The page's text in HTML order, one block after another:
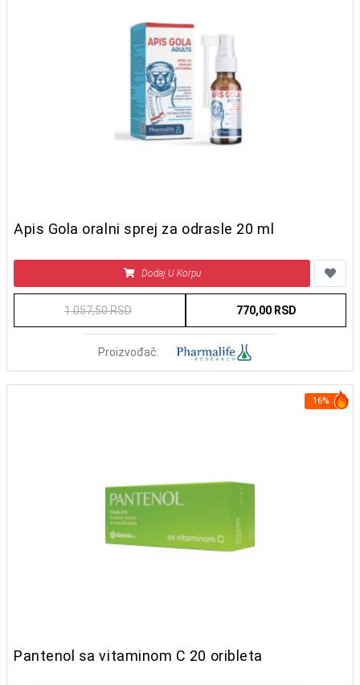
Apis Gola oralni sprej za odrasle 20 ml
Dodaj U Korpu
1.057,50 RSD 770,00 RSD
Proizvođač:
16%
Pantenol sa vitaminom C 20 oribleta